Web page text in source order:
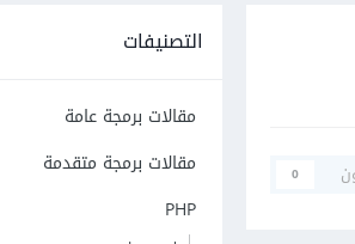
0
التصنيفات
مقالات برمجة عامة
مقالات برمجة متقدمة
PHP